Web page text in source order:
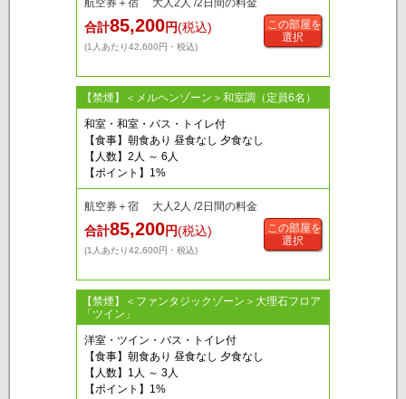
合計85,200円(税込)
(1人あたり42,600円・税込)
この部屋を
選択
【禁煙】＜メルヘンゾーン＞和室調（定員6名）
和室・和室・バス・トイレ付
【食事】朝食あり 昼食なし 夕食なし
【人数】2人 ～ 6人
【ポイント】1%
航空券＋宿 大人2人 /2日間の料金
合計85,200円(税込)
(1人あたり42,600円・税込)
この部屋を
選択
【禁煙】＜ファンタジックゾーン＞大理石フロア
「ツイン」
洋室・ツイン・バス・トイレ付
【食事】朝食あり 昼食なし 夕食なし
【人数】1人 ～ 3人
【ポイント】1%